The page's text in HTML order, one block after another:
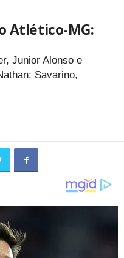
Atlético-MG:
Junior Alonso e
Savarino,